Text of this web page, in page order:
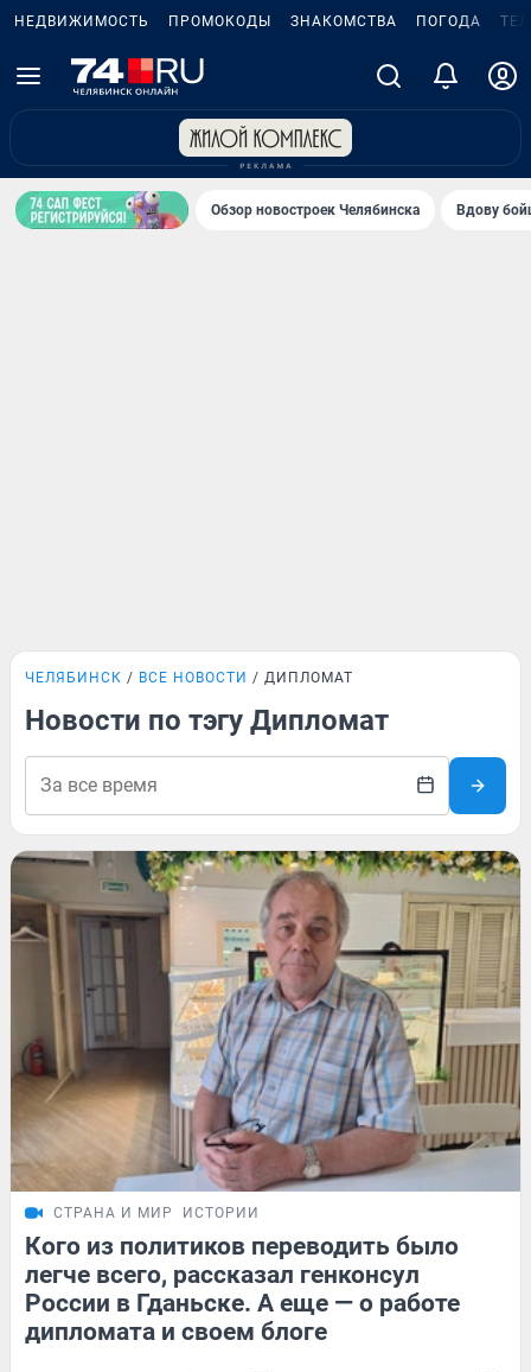
НЕДВИЖИМОСТЬ ПРОМОКОДЫ ЗНАКОМСТВА ПОГОДА
Обзор новостроек Челябинска Вдову
ЧЕЛЯБИНСК ВСЕ НОВОСТИ ДИПЛОМАТ
Новости по тэгу Дипломат
СТРАНА И МИР ИСТОРИИ
Кого из политиков переводить было
легче всего, рассказал генконсул
России в Гданьске. А еще — о работе
дипломата и своем блоге